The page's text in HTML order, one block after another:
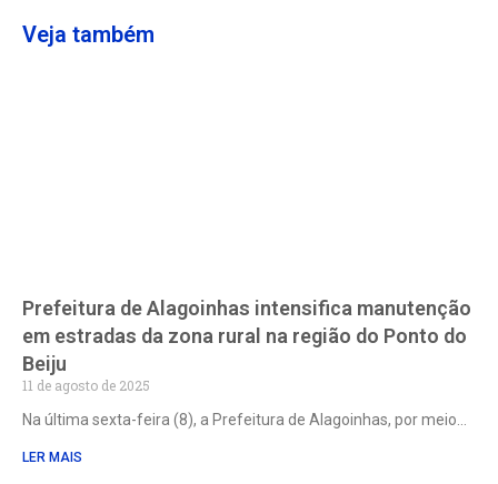
Veja também
Prefeitura de Alagoinhas intensifica manutenção
em estradas da zona rural na região do Ponto do
Beiju
11 de agosto de 2025
Na última sexta-feira (8), a Prefeitura de Alagoinhas, por meio
LER MAIS